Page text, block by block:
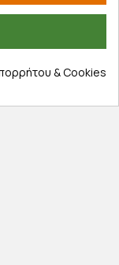
& Cookies